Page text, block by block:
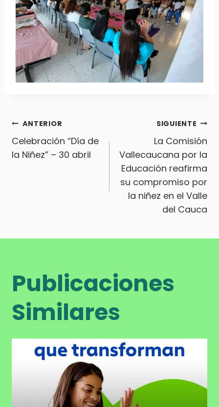
Navegación
de
entradas
ANTERIOR
Celebración “Día de
la Niñez” – 30 abril
SIGUIENTE
La Comisión
Vallecaucana por la
Educación reafirma
su compromiso por
la niñez en el Valle
del Cauca
Publicaciones
Similares